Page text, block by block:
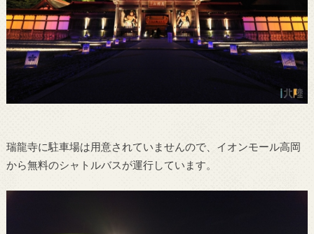
瑞龍寺に駐車場は用意されていませんので、イオンモール高岡
から無料のシャトルバスが運行しています。